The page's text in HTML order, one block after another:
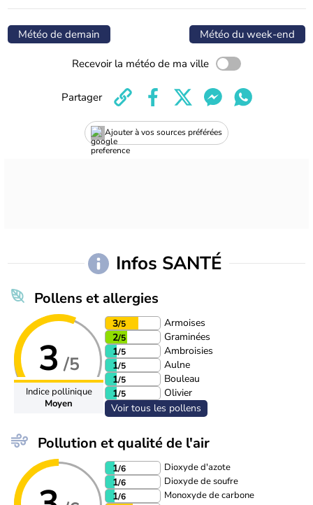
Météo de demain Météo du week-end
Recevoir la météo de ma ville
Ajouter à vos sources préférées
Partager
Infos SANTÉ
Pollens et allergies
3 /5
Indice pollinique
Moyen
3/5
Armoises
2/5
Graminées
1/5
Ambroisies
1/5
Aulne
1/5
Bouleau
1/5
Olivier
Voir tous les pollens
Pollution et qualité de l'air
1/6 Dioxyde d'azote
1/6 Dioxyde de soufre
1/6 Monoxyde de carbone